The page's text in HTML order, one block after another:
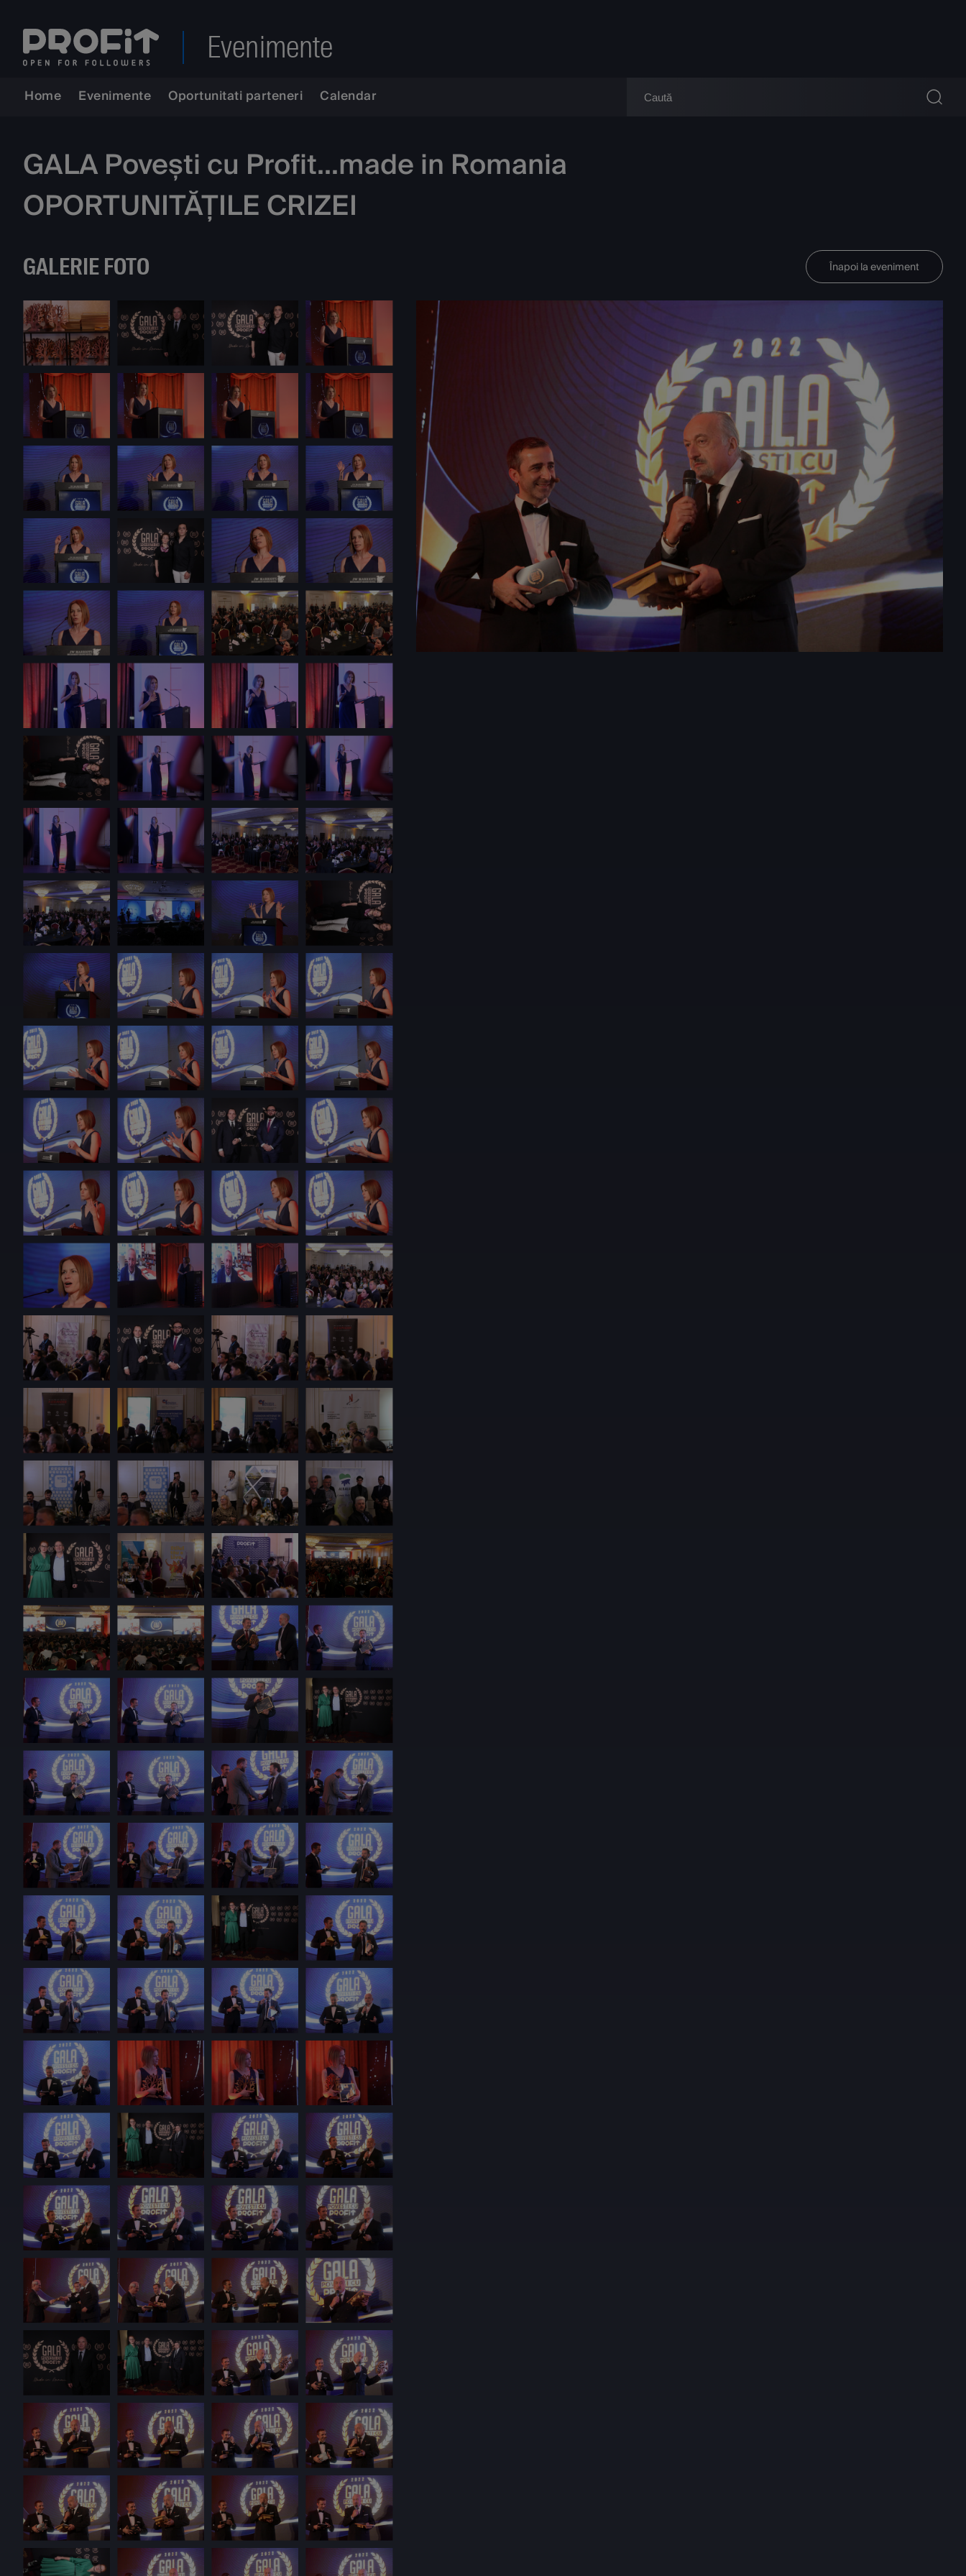
Evenimente
Home Evenimente Oportunitati parteneri Calendar
GALA Povești cu Profit...made in Romania
OPORTUNITĂȚILE CRIZEI
GALERIE FOTO Înapoi la eveniment